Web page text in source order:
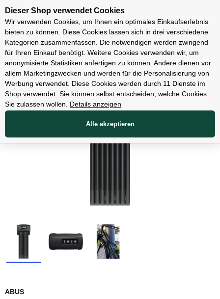
Unsere Filialen
Zubehör
ABUS
Dieser Shop verwendet Cookies
Wir verwenden Cookies, um Ihnen ein optimales Einkaufserlebnis
bieten zu können. Diese Cookies lassen sich in drei verschiedene
Kategorien zusammenfassen. Die notwendigen werden zwingend
für Ihren Einkauf benötigt. Weitere Cookies verwenden wir, um
anonymisierte Statistiken anfertigen zu können. Andere dienen vor
allem Marketingzwecken und werden für die Personalisierung von
Werbung verwendet. Diese Cookies werden durch 11 Dienste im
Shop verwendet. Sie können selbst entscheiden, welche Cookies
Sie zulassen wollen.
Details anzeigen
Alle akzeptieren